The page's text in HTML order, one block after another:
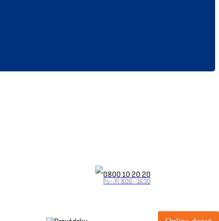
0800 10 20 20
Po - Pi 8:00 - 16:30